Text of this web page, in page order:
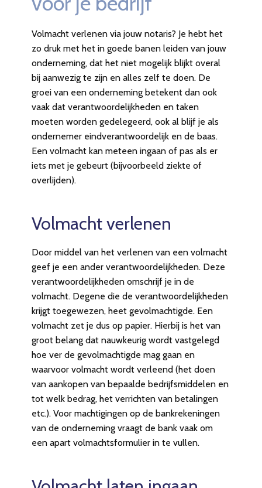
Volmacht verlenen via jouw notaris? Je hebt het
zo druk met het in goede banen leiden van jouw
onderneming, dat het niet mogelijk blijkt overal
bij aanwezig te zijn en alles zelf te doen. De
groei van een onderneming betekent dan ook
vaak dat verantwoordelijkheden en taken
moeten worden gedelegeerd, ook al blijf je als
ondernemer eindverantwoordelijk en de baas.
Een volmacht kan meteen ingaan of pas als er
iets met je gebeurt (bijvoorbeeld ziekte of
overlijden).
Volmacht verlenen
Door middel van het verlenen van een volmacht
geef je een ander verantwoordelijkheden. Deze
verantwoordelijkheden omschrijf je in de
volmacht. Degene die de verantwoordelijkheden
krijgt toegewezen, heet gevolmachtigde. Een
volmacht zet je dus op papier. Hierbij is het van
groot belang dat nauwkeurig wordt vastgelegd
hoe ver de gevolmachtigde mag gaan en
waarvoor volmacht wordt verleend (het doen
van aankopen van bepaalde bedrijfsmiddelen en
tot welk bedrag, het verrichten van betalingen
etc.). Voor machtigingen op de bankrekeningen
van de onderneming vraagt de bank vaak om
een apart volmachtsformulier in te vullen.